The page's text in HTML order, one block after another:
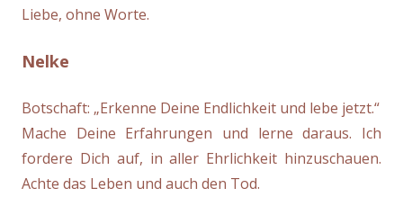
Liebe, ohne Worte.
Nelke
Botschaft: „Erkenne Deine Endlichkeit und lebe jetzt.“
Mache Deine Erfahrungen und lerne daraus. Ich
fordere Dich auf, in aller Ehrlichkeit hinzuschauen.
Achte das Leben und auch den Tod.